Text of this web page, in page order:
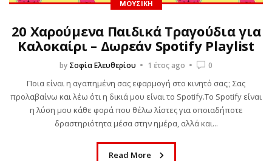
ΜΟΥΣΙΚΉ
20 Χαρούμενα Παιδικά Τραγούδια για
Καλοκαίρι – Δωρεάν Spotify Playlist
by Σοφία Ελευθερίου 1 έτος ago 0
Ποια είναι η αγαπημένη σας εφαρμογή στο κινητό σας;; Σας
προλαβαίνω και λέω ότι η δικιά μου είναι το Spotify.Το Spotify είναι
η λύση μου κάθε φορά που θέλω λίστες για οποιαδήποτε
δραστηριότητα μέσα στην ημέρα, αλλά και...
Read More
MURDLE JR.: Έξυπνα
εγκλήματα για έξυπνα
παιδιά, εκδόσεις
Ψυχογιός